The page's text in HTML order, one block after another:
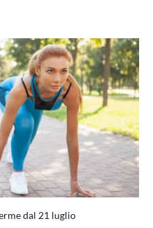
dal 21 luglio